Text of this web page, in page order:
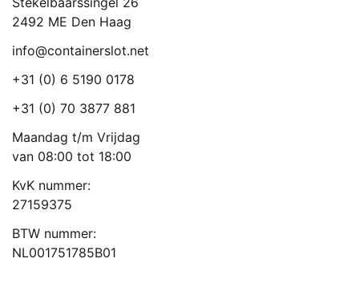
2492 ME Den Haag
info@containerslot.net
+31 (0) 6 5190 0178
+31 (0) 70 3877 881
Maandag t/m Vrijdag
van 08:00 tot 18:00
KvK nummer:
27159375
BTW nummer:
NL001751785B01